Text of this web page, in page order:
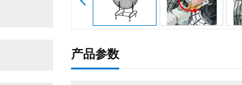
产品参数